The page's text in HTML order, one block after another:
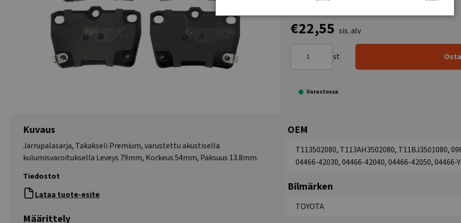
€22,55 sis. alv
st
Varastossa
Kuvaus
Jarrupalasarja, Takakseli Premium, varustettu akustisella
kulumisvaroituksella Leveys 79mm, Korkeus 54mm, Paksuus 13.8mm.
Tiedostot
Lataa tuote-esite
Määrittely
OEM
T113502080, T113AH3502080, T11BJ3501080,
04466-42030, 04466-42040, 04466-42050, 04466-
Bilmärken
TOYOTA